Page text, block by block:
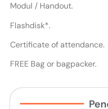
Modul / Handout.
Flashdisk*.
Certificate of attendance.
FREE Bag or bagpacker.